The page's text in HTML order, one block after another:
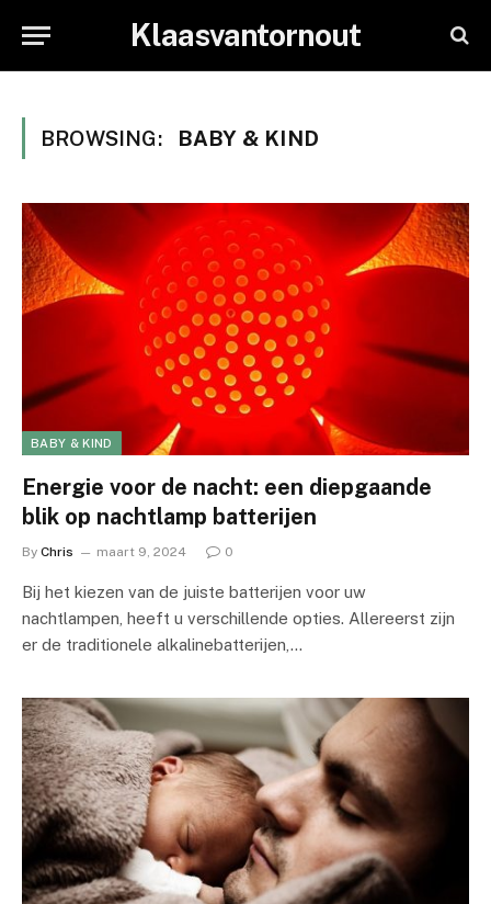
Klaasvantornout
BROWSING: BABY & KIND
BABY & KIND
Energie voor de nacht: een diepgaande
blik op nachtlamp batterijen
By Chris maart 9, 2024 0
Bij het kiezen van de juiste batterijen voor uw
nachtlampen, heeft u verschillende opties. Allereerst zijn
er de traditionele alkalinebatterijen,…